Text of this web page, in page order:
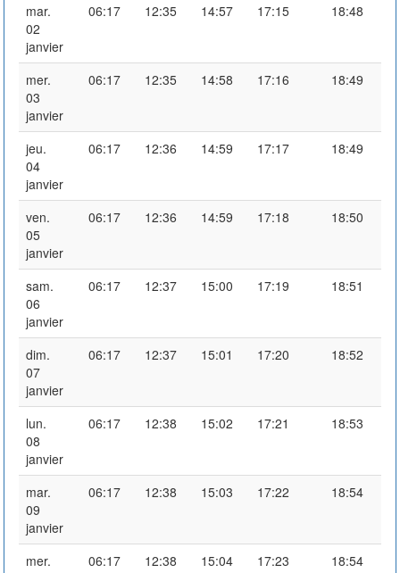
mar.
02
janvier
06:17 12:35 14:57 17:15 18:48
mer.
03
janvier
06:17 12:35 14:58 17:16 18:49
jeu.
04
janvier
06:17 12:36 14:59 17:17 18:49
ven.
05
janvier
06:17 12:36 14:59 17:18 18:50
sam.
06
janvier
06:17 12:37 15:00 17:19 18:51
dim.
07
janvier
06:17 12:37 15:01 17:20 18:52
lun.
08
janvier
06:17 12:38 15:02 17:21 18:53
mar.
09
janvier
06:17 12:38 15:03 17:22 18:54
mer.
06:17 12:38 15:04 17:23 18:54